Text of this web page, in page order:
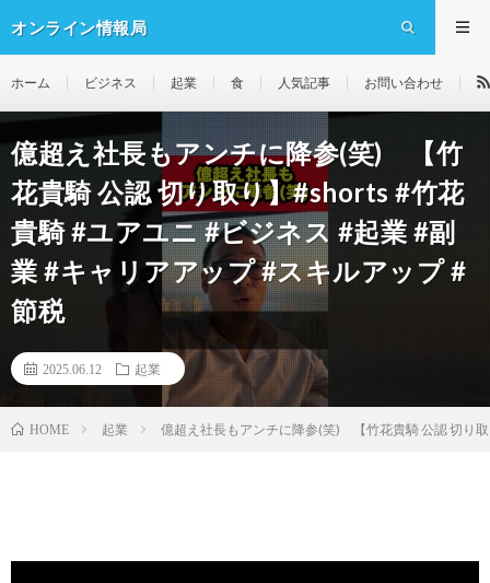
オンライン情報局
ホーム ビジネス 起業 食 人気記事 お問い合わせ
億超え社長もアンチに降参(笑) 【竹
花貴騎 公認 切り取り】#shorts #竹花
貴騎 #ユアユニ #ビジネス #起業 #副
業 #キャリアアップ #スキルアップ #
節税
2025.06.12 起業
HOME 起業 億超え社長もアンチに降参(笑) 【竹花貴騎 公認 切り